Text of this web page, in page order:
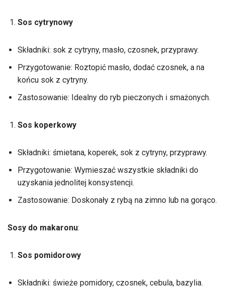
Sos cytrynowy
Składniki: sok z cytryny, masło, czosnek, przyprawy.
Przygotowanie: Roztopić masło, dodać czosnek, a na
końcu sok z cytryny.
Zastosowanie: Idealny do ryb pieczonych i smażonych.
Sos koperkowy
Składniki: śmietana, koperek, sok z cytryny, przyprawy.
Przygotowanie: Wymieszać wszystkie składniki do
uzyskania jednolitej konsystencji.
Zastosowanie: Doskonały z rybą na zimno lub na gorąco.
Sosy do makaronu:
Sos pomidorowy
Składniki: świeże pomidory, czosnek, cebula, bazylia.